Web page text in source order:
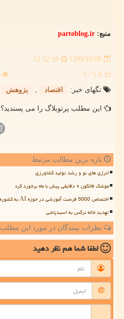
منبع: partoblog.ir
1399/10/08
12:52:18
5.0
/ 5
تگهای خبر:
اقتصاد , پژوهش
این مطلب پرتوبلاگ را می پسندید؟
تازه ترین مطالب مرتبط
انرژی های نو و رشد تولید کشاورزی
موشک فالکون ۹ دقایقی پیش با ماه برخورد کرد
اختصاص 5000 فرصت آموزشی در حوزه AI به کشورهای درحال توسعه
تهدید خاله نرگس به اسیدپاشی
نظرات بینندگان در مورد این مطلب
لطفا شما همنظر دهید